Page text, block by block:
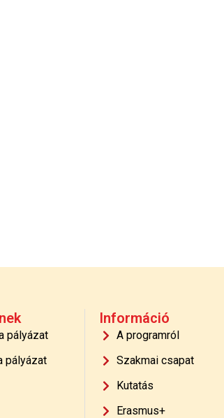
pályázat
pályázat
Információ
A programról
Szakmai csapat
Kutatás
Erasmus+